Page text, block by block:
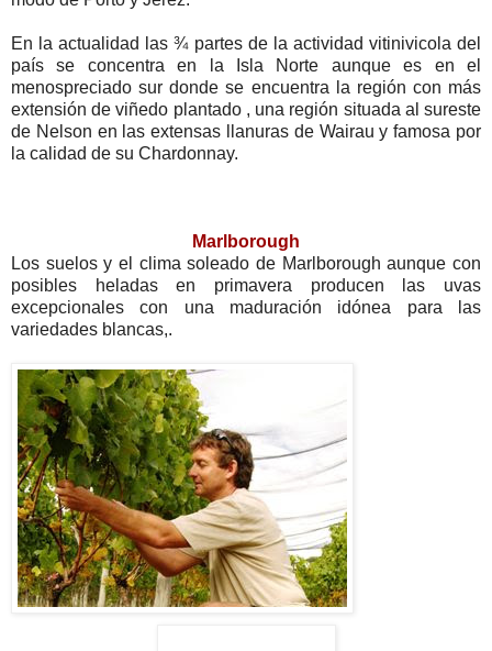
En la actualidad las ¾ partes de la actividad vitinivicola del
país se concentra en la Isla Norte aunque es en el
menospreciado sur donde se encuentra la región con más
extensión de viñedo plantado , una región situada al sureste
de Nelson en las extensas llanuras de Wairau y famosa por
la calidad de su Chardonnay.
Marlborough
Los suelos y el clima soleado de Marlborough aunque con
posibles heladas en primavera producen las uvas
excepcionales con una maduración idónea para las
variedades blancas,.